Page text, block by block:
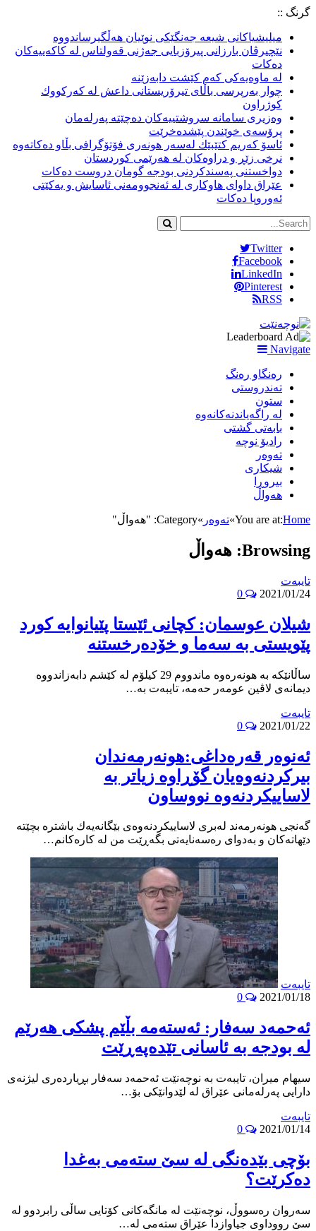
گرنگ ::
میلیشیاكانى شیعه‌ جه‌نگێكى نوێیان هه‌ڵگیرساندووه‌
نێچیرڤان بارزانى پیرۆزبایى جه‌ژنى قه‌ولتاس له‌ كاكه‌ییه‌كان
ده‌كات
لە ماوەیەکی کەم کێشت دابەزێنە
چوار به‌رپرسى باڵاى تیرۆریستانى داعش له‌ كه‌ركووك
كوژراون
وه‌زیرى سامانه‌ سروشتییه‌كان ده‌چێته‌ په‌رله‌مان
پرۆسه‌ى خوێندن پێشده‌خرێت
ئاسۆ كه‌ریم كتێبێك له‌سه‌ر هونه‌رى فۆتۆگرافى بڵاو ده‌كاته‌وه‌
نرخی زێڕ و دراوەکان لە هەرێمی کوردستان
دواخستنى په‌سندكردنى بودجه‌ گومان دروست ده‌كات
عێراق داواى هاوكارى له‌ ئه‌نجوومه‌نى ئاسایش و یه‌كێتى
ئه‌وروپا ده‌كات
Twitter
Facebook
LinkedIn
Pinterest
RSS
Navigate
رەنگاو رەنگ
تەندروستی
ستون
لە راگەیاندنەکانەوە
بابەتی گشتی
رادیۆ نوچە
تەوەر
شیکاری
بیروڕا
هەواڵ
You are at:Home
»تەوەر »Category: "هەواڵ"
Browsing: هەواڵ
تایبه‌ت
2021/01/24
شیلان عوسمان: كچانى ئێستا پێیانوایه‌ كورد
پێویستى به‌ سه‌ما و خۆده‌رخستنه‌
ساڵانێكه‌ به‌ هونه‌ره‌وه‌ ماندووم 29 كیلۆم له‌ كێشم دابه‌زاندووه‌
دیمانه‌ى لاڤین عومەر حەمە، تایبه‌ت به‌…
تایبه‌ت
2021/01/22
ئه‌نوه‌ر قه‌ره‌داغى:هونه‌رمه‌ندان
بیركردنه‌وه‌یان گۆڕاوه‌ زیاتر به‌
لاساییكردنه‌وه‌ نووساون
گه‌نجى هونه‌رمه‌ند له‌برى لاساییكردنه‌وه‌ى بێگانه‌یه‌ك باشتره‌ بچێته‌
دێهاته‌كان و به‌دواى ره‌سه‌نایه‌تى بگه‌ڕێت من له‌ كاره‌كانم…
تایبه‌ت
2021/01/18
ئه‌حمه‌د سه‌فار: ئه‌سته‌مه‌ بڵێم پشكى هه‌رێم
له‌ بودجه‌ به‌ ئاسانى تێده‌په‌ڕێت
سیهام میران، تایبەت بە نوچەنێت ئه‌حمه‌د سه‌فار بڕیارده‌رى لیژنه‌ى
دارایى په‌رله‌مانى عێراق له‌ لێدوانێكى بۆ…
تایبه‌ت
2021/01/14
بۆچى بێده‌نگى له‌ سێ سته‌مى به‌غدا
ده‌كرێت؟
سه‌روان ره‌سووڵ، نوچه‌نێت له‌ مانگه‌كانى كۆتایى ساڵى رابردوو له‌
سێ رووداوى جیاوازدا عێراق سته‌مى له‌…